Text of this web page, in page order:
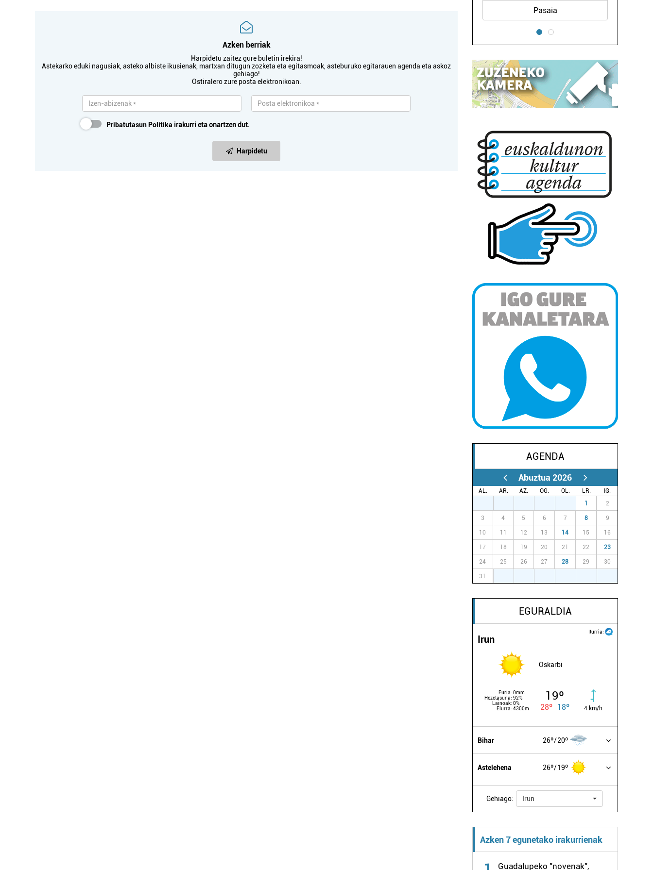
Azken berriak
Harpidetu zaitez gure buletin irekira!
Astekarko eduki nagusiak, asteko albiste ikusienak, martxan ditugun zozketa eta egitasmoak, asteburuko egitarauen agenda eta askoz
gehiago!
Ostiralero zure posta elektronikoan.
Pribatutasun Politika irakurri eta onartzen dut.
Harpidetu
Pasaia
AGENDA
Abuztua 2026
AL. AR. AZ. OG. OL. LR.
IG.
1 2
3 4 5 6 7 8 9
10 11 12 13 14 15 16
17 18 19 20 21 22 23
24 25 26 27 28 29 30
31
EGURALDIA
Iturria:
Irun
Oskarbi
Euria: 0mm
Hezetasuna: 92%
Lainoak: 0%
Elurra: 4300m
19º
28º 18º 4 km/h
Bihar 26º 20º
Astelehena 26º 19º
Gehiago: Irun
Azken 7 egunetako irakurrienak
Guadalupeko "novenak",